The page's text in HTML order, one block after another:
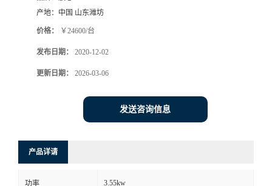
产地： 中国 山东潍坊
价格： ￥24600/台
发布日期： 2020-12-02
更新日期： 2026-03-06
发送咨询信息
产品详请
功率 3.55kw